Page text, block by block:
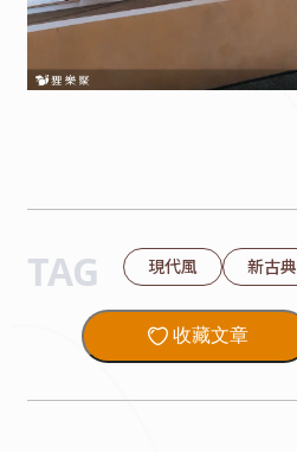
TAG 現代風 新古典
收藏文章